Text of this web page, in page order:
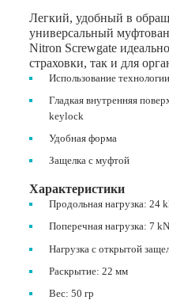
Легкий, удобный в
универсальный
Nitron Screwgate
страховки, так и для
Использование
Гладкая внутренняя
keylock
Удобная форма
Защелка с муфтой
Характеристики
Продольная нагрузка: 24
Поперечная нагрузка: 7 kN
Нагрузка с открытой
Раскрытие: 22 мм
Вес: 50 гр